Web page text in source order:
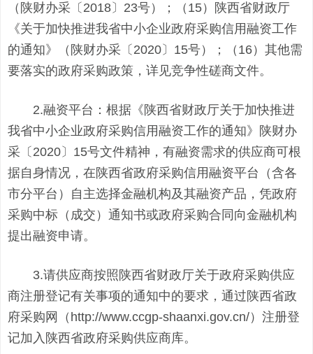
（陕财办采〔2018〕23号）；（15）陕西省财政厅
《关于加快推进我省中小企业政府采购信用融资工作
的通知》（陕财办采〔2020〕15号）；（16）其他需
要落实的政府采购政策，详见竞争性磋商文件。
2.融资平台：根据《陕西省财政厅关于加快推进
我省中小企业政府采购信用融资工作的通知》陕财办
采〔2020〕15号文件精神，有融资需求的供应商可根
据自身情况，在陕西省政府采购信用融资平台（含各
市分平台）自主选择金融机构及其融资产品，凭政府
采购中标（成交）通知书或政府采购合同向金融机构
提出融资申请。
3.请供应商按照陕西省财政厅关于政府采购供应
商注册登记有关事项的通知中的要求，通过陕西省政
府采购网（http://www.ccgp-shaanxi.gov.cn/）注册登
记加入陕西省政府采购供应商库。